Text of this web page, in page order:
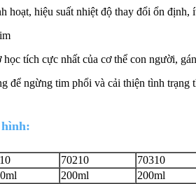
hoạt, hiệu suất nhiệt độ thay đổi ổn
tích cực nhất của cơ thể con người,
để ngừng tim phổi và cải thiện tình
70210
70310
200ml
200ml